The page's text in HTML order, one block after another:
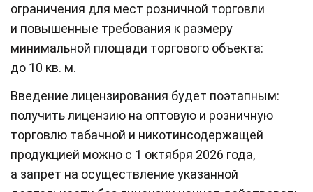
ограничения для мест розничной торговли
и повышенные требования к размеру
минимальной площади торгового объекта:
до 10 кв. м.
Введение лицензирования будет поэтапным:
получить лицензию на оптовую и розничную
торговлю табачной и никотинсодержащей
продукцией можно с 1 октября 2026 года,
а запрет на осуществление указанной